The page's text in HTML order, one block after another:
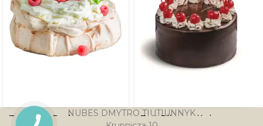
Tort Beza Pavlova z
Tort Pijana wiśnia
NUBES DMYTRO TIUTIUNNYK